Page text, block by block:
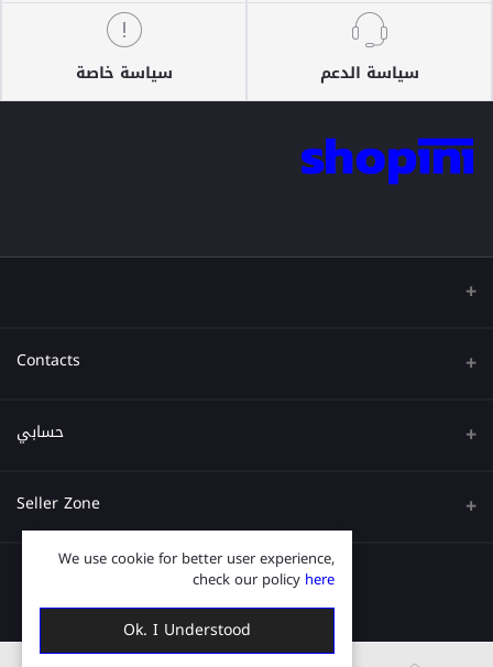
سياسة الدعم سياسة خاصة
Contacts
عنوان
حسابي
تسجيل الدخول
Seller Zone
قدم الآن
We use cookie for better user experience,
check our policy here
Ok. I Understood